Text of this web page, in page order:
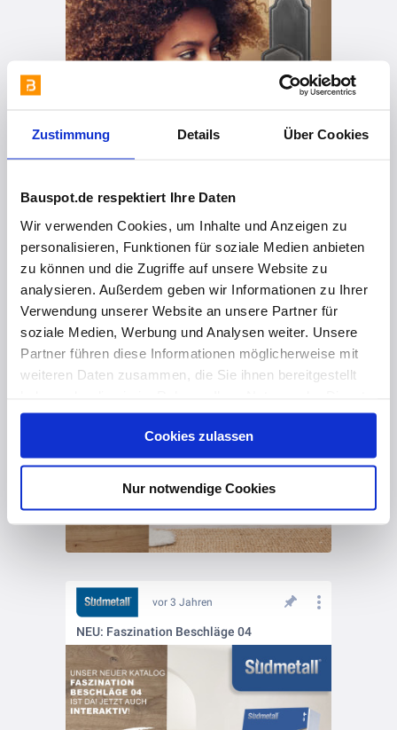
Zustimmung Details Über Cookies
Bauspot.de respektiert Ihre Daten
Wir verwenden Cookies, um Inhalte und Anzeigen zu
personalisieren, Funktionen für soziale Medien anbieten
zu können und die Zugriffe auf unsere Website zu
analysieren. Außerdem geben wir Informationen zu Ihrer
Verwendung unserer Website an unsere Partner für
soziale Medien, Werbung und Analysen weiter. Unsere
Partner führen diese Informationen möglicherweise mit
weiteren Daten zusammen, die Sie ihnen bereitgestellt
gesammelt haben. Hier finden Sie Informationen zum
und unserImpressum.
Cookies zulassen
Nur notwendige Cookies
vor 3 Jahren
Hingucker an jeder Türe!
vor 3 Jahren
NEU: Faszination Beschläge 04